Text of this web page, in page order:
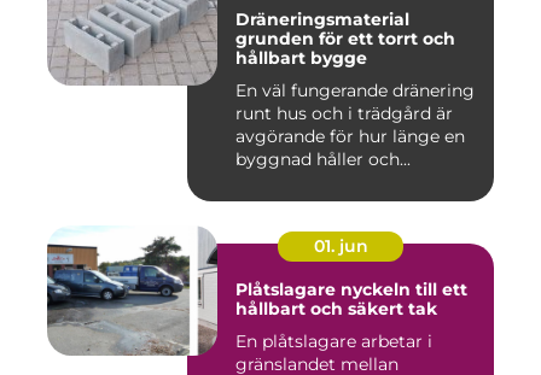
Dräneringsmaterial
grunden för ett torrt och
hållbart bygge
En väl fungerande dränering
runt hus och i trädgård är
avgörande för hur länge en
byggnad håller och...
01. jun
Plåtslagare nyckeln till ett
hållbart och säkert tak
En plåtslagare arbetar i
gränslandet mellan